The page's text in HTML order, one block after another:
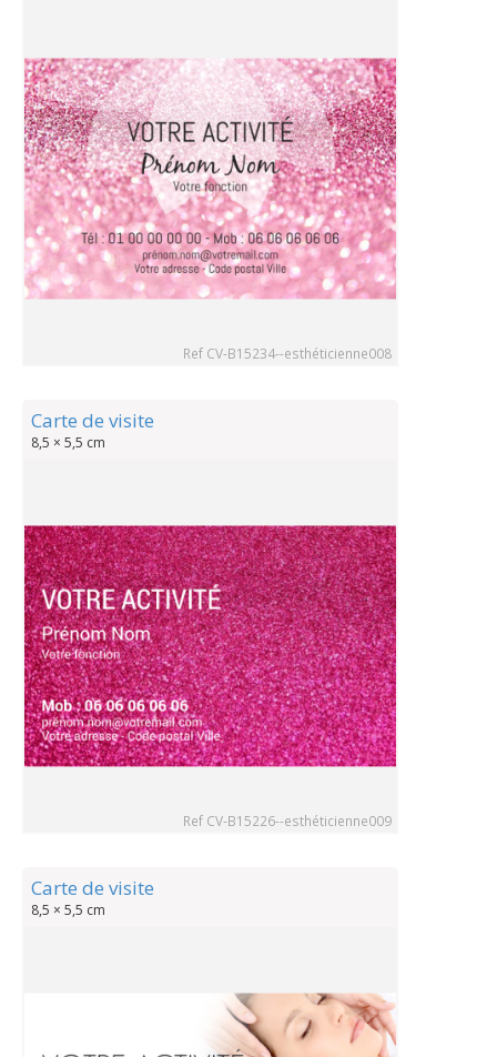
Ref CV-B15234--esthéticienne008
Carte de visite
8,5 × 5,5 cm
Ref CV-B15226--esthéticienne009
Carte de visite
8,5 × 5,5 cm